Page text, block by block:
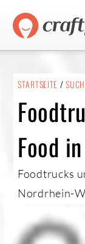
STARTSEITE /
Food
Foodtrucks
Nordrhein-